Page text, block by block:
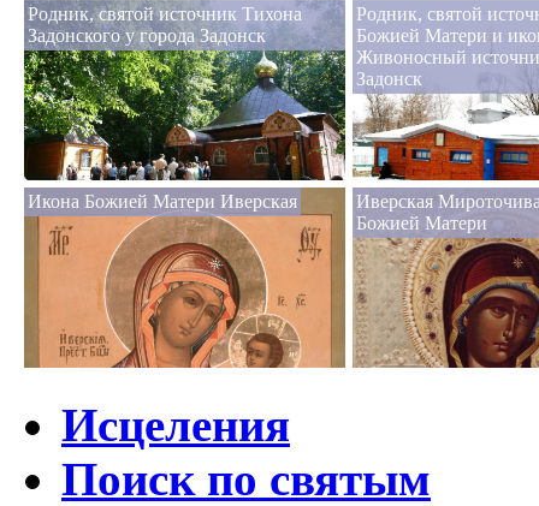
Родник, святой источник Тихона
Задонского у города Задонск
Родник, святой
Божией Матери и
Живоносный
Задонск
Икона Божией Матери Иверская
Иверская
Божией Матери
Исцеления
Поиск по святым